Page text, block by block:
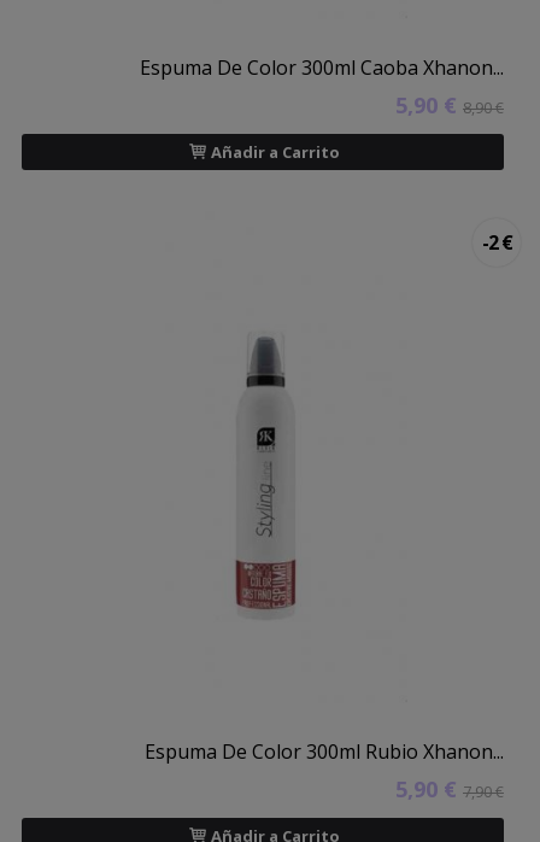
Espuma De Color 300ml Caoba Xhanon...
5,90 € 8,90 €
Añadir a Carrito
-2 €
Espuma De Color 300ml Rubio Xhanon...
5,90 € 7,90 €
Añadir a Carrito